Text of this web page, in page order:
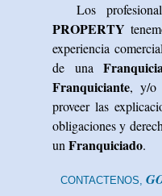
Los
PROPERTY
experiencia
de una
Franquiciante, y/o
proveer las
obligaciones y
un Franquiciado.
CONTACTENOS,